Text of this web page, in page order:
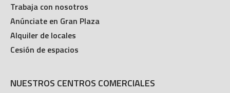
Trabaja con nosotros
Anúnciate en Gran Plaza
Alquiler de locales
Cesión de espacios
NUESTROS CENTROS COMERCIALES